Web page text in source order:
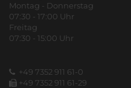
Montag - Donnerstag
07:30 - 17:00 Uhr
Freitag
07:30 - 15:00 Uhr
+49 7352 911 61-0
+49 7352 911 61-29